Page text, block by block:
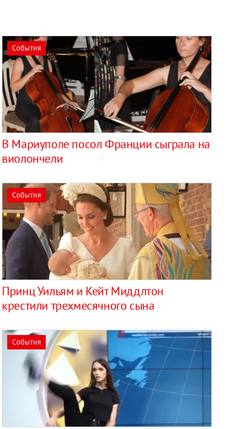
События
В Мариуполе посол Франции сыграла на
виолончели
События
Принц Уильям и Кейт Миддлтон
крестили трехмесячного сына
События